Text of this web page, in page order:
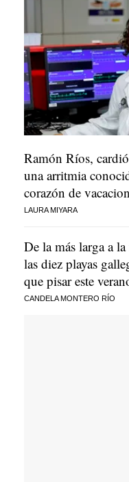
Ramón Ríos,
una arritmia
corazón de
LAURA MIYARA
De la más larga a
las diez playas
que pisar este
CANDELA MONTERO RÍO